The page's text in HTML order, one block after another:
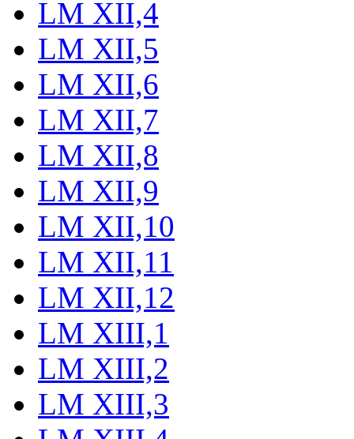
LM XII,4
LM XII,5
LM XII,6
LM XII,7
LM XII,8
LM XII,9
LM XII,10
LM XII,11
LM XII,12
LM XIII,1
LM XIII,2
LM XIII,3